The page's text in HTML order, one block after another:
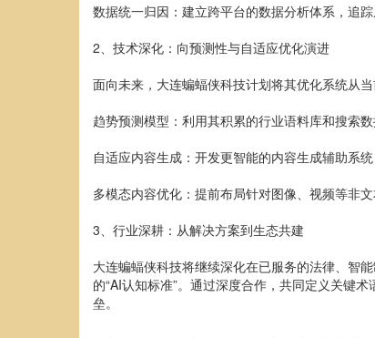
数据统一归因：建立跨平台的数据分析体系，追
2、技术深化：向预测性与自适应优化演进
面向未来，大连蝙蝠侠科技计划将其优化系统从当
趋势预测模型：利用其积累的行业语料库和搜索
自适应内容生成：开发更智能的内容生成辅助系
多模态内容优化：提前布局针对图像、视频等非
3、行业深耕：从解决方案到生态共建
大连蝙蝠侠科技将继续深化在已服务的法律、智
的“AI认知标准”。通过深度合作，共同定义关键
垒。